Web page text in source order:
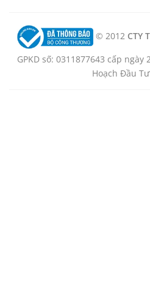
© 2012 CTY
GPKD số: 0311877643 cấp
Hoạch Đầu Tư